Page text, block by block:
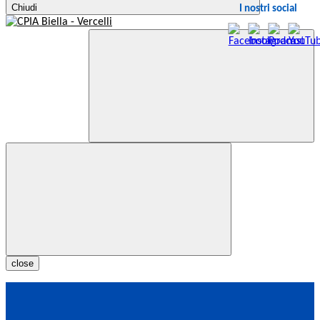
Chiudi I nostri social
close